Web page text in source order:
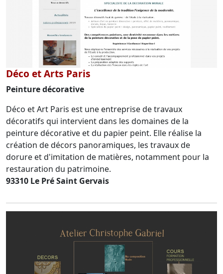
Déco et Arts Paris
Peinture décorative
Déco et Art Paris est une entreprise de travaux
décoratifs qui intervient dans les domaines de la
peinture décorative et du papier peint. Elle réalise la
création de décors panoramiques, les travaux de
dorure et d'imitation de matières, notamment pour la
restauration du patrimoine.
93310 Le Pré Saint Gervais